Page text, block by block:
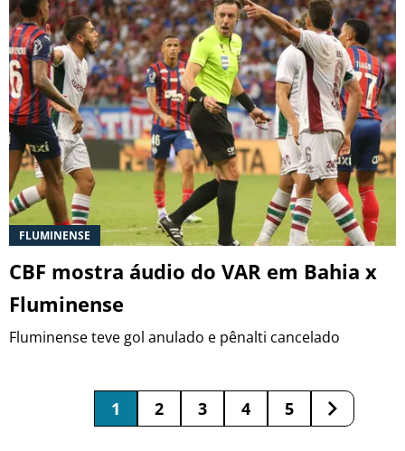
FLUMINENSE
CBF mostra áudio do VAR em Bahia x
Fluminense
Fluminense teve gol anulado e pênalti cancelado
1 2 3 4 5